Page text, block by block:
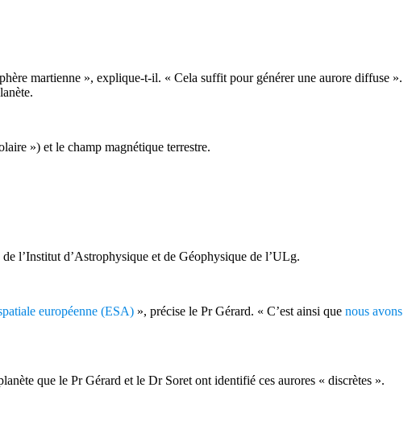
martienne », explique-t-il. « Cela suffit pour générer une aurore diffuse ».
») et le champ magnétique terrestre.
l’Institut d’Astrophysique et de Géophysique de l’ULg.
européenne (ESA) », précise le Pr Gérard. « C’est ainsi que nous avons
que le Pr Gérard et le Dr Soret ont identifié ces aurores « discrètes ».